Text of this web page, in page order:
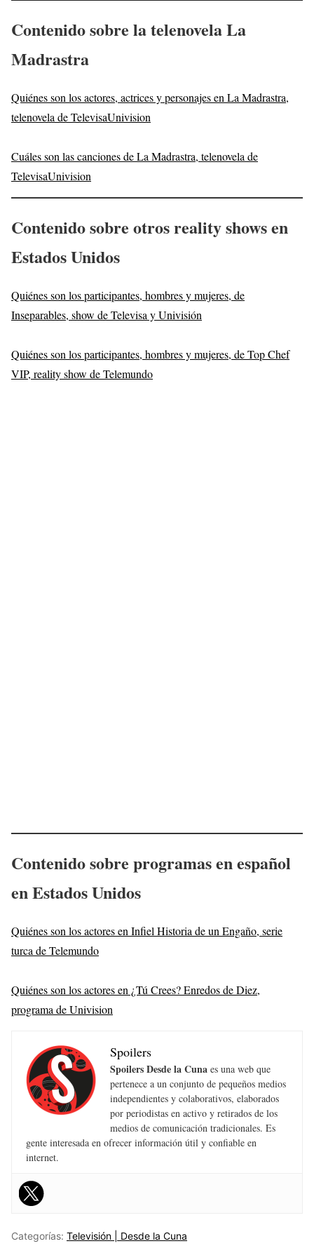
Contenido sobre la telenovelaLa
Madrastra
Quiénes son los actores, actrices y personajes en La Madrastra,
telenovela de TelevisaUnivision
Cuáles son las canciones de La Madrastra, telenovela de
TelevisaUnivision
Contenido sobre otros reality shows en
Estados Unidos
Quiénes son los participantes, hombres y mujeres, de
Inseparables, show de Televisa y Univisión
Quiénes son los participantes, hombres y mujeres, de Top Chef
VIP, reality show de Telemundo
Contenido sobre programas en español
en Estados Unidos
Quiénes son los actores en Infiel Historia de un Engaño, serie
turca de Telemundo
Quiénes son los actores en ¿Tú Crees? Enredos de Diez,
programa de Univision
Spoilers
Spoilers Desde la Cuna es una web que
pertenece a un conjunto de pequeños medios
independientes y colaborativos, elaborados
por periodistas en activo y retirados de los
medios de comunicación tradicionales. Es
gente interesada en ofrecer información útil y confiable en
internet.
Categorías: Televisión | Desde la Cuna